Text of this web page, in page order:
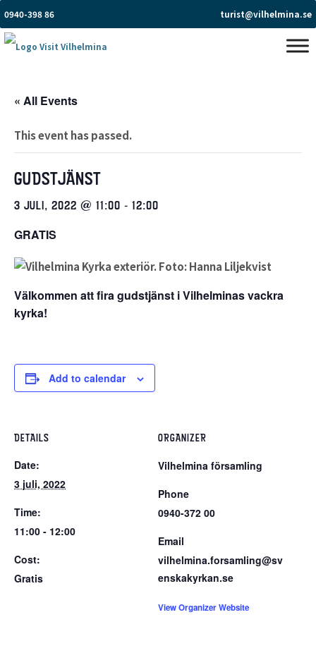
0940-398 86 turist@vilhelmina.se
« All Events
This event has passed.
GUDSTJÄNST
3 JULI, 2022 @ 11:00 - 12:00
GRATIS
Välkommen att fira gudstjänst i Vilhelminas vackra
kyrka!
Add to calendar
DETAILS
Date:
3 juli, 2022
Time:
11:00 - 12:00
Cost:
Gratis
ORGANIZER
Vilhelmina församling
Phone
0940-372 00
Email
vilhelmina.forsamling@sv
enskakyrkan.se
View Organizer Website